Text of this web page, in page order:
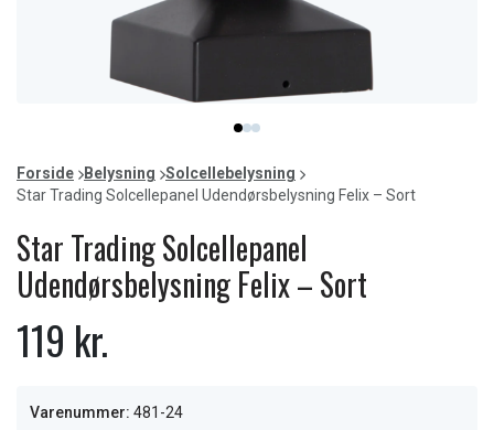
item
0
item
1
item
2
of
3
Forside Belysning
Solcellebelysning
Star Trading Solcellepanel Udendørsbelysning Felix – Sort
Star Trading Solcellepanel
Udendørsbelysning Felix – Sort
119 kr.
Varenummer: 481-24